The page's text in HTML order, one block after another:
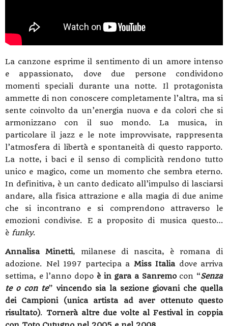
La canzone esprime il sentimento di un amore intenso
e appassionato, dove due persone condividono
momenti speciali durante una notte. Il protagonista
ammette di non conoscere completamente l’altra, ma si
sente coinvolto da un’energia nuova e da colori che si
armonizzano con il suo mondo. La musica, in
particolare il jazz e le note improvvisate, rappresenta
l’atmosfera di libertà e spontaneità di questo rapporto.
La notte, i baci e il senso di complicità rendono tutto
unico e magico, come un momento che sembra eterno.
In definitiva, è un canto dedicato all’impulso di lasciarsi
andare, alla fisica attrazione e alla magia di due anime
che si incontrano e si comprendono attraverso le
emozioni condivise. E a proposito di musica questo…
è funky.
Annalisa Minetti,
milanese di nascita, è romana di
adozione. Nel 1997 partecipa a Miss Italiadove arriva
settima, e l’anno dopo è in gara a Sanremocon “Senza
te o con te” vincendo sia la sezione giovani che quella
dei Campioni (unica artista ad aver ottenuto questo
risultato). Tornerà altre due volte al Festival in coppia